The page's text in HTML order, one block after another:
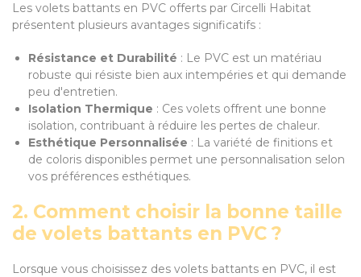
Les volets battants en PVC offerts par Circelli Habitat
présentent plusieurs avantages significatifs :
Résistance et Durabilité : Le PVC est un matériau
robuste qui résiste bien aux intempéries et qui demande
peu d'entretien.
Isolation Thermique : Ces volets offrent une bonne
isolation, contribuant à réduire les pertes de chaleur.
Esthétique Personnalisée : La variété de finitions et
de coloris disponibles permet une personnalisation selon
vos préférences esthétiques.
2. Comment choisir la bonne taille
de volets battants en PVC ?
Lorsque vous choisissez des volets battants en PVC, il est